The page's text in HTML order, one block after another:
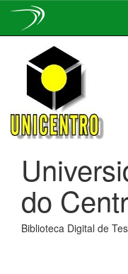
navigation
do
Biblioteca Digital de